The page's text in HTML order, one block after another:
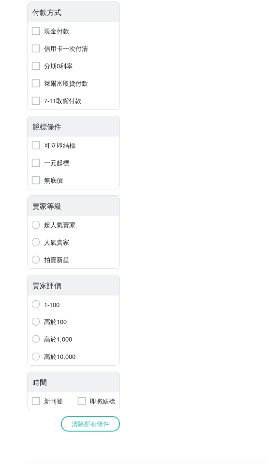
付款方式
現金付款
信用卡一次付清
分期0利率
萊爾富取貨付款
7-11取貨付款
競標條件
可立即結標
一元起標
無底價
賣家等級
超人氣賣家
人氣賣家
拍賣新星
賣家評價
1-100
高於100
高於1,000
高於10,000
時間
新刊登 即將結標
清除所有條件